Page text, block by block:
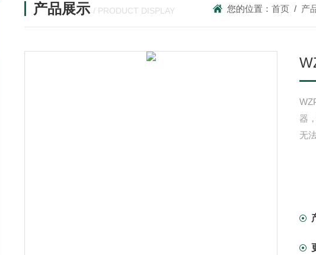
产品展示 / PRODUCT DISPLAY 您的位置：首页 / 产
器
无